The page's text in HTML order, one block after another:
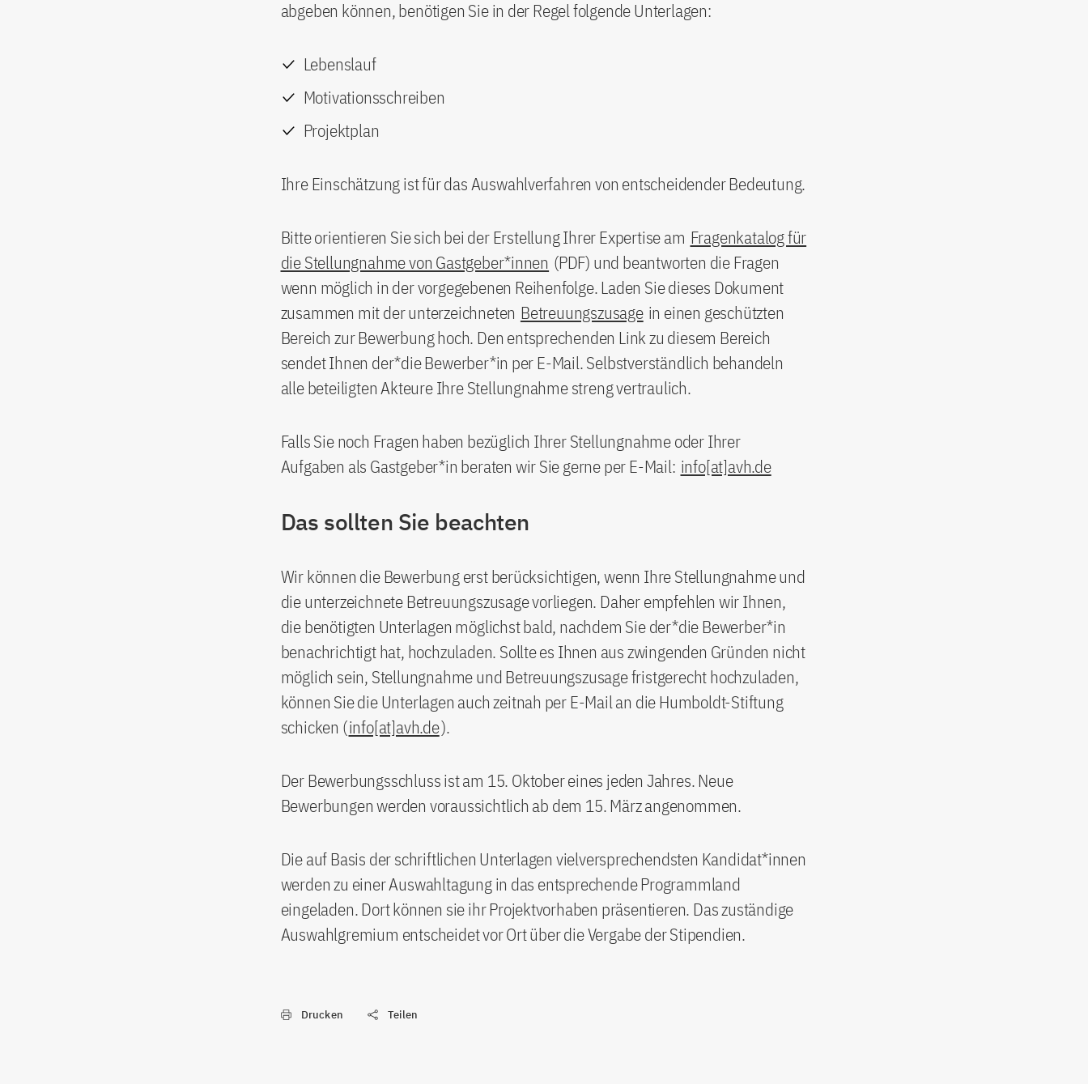
abgeben können, benötigen Sie in der Regel folgende Unterlagen:
Lebenslauf
Motivationsschreiben
Projektplan
Ihre Einschätzung ist für das Auswahlverfahren von entscheidender Bedeutung.
Bitte orientieren Sie sich bei der Erstellung Ihrer Expertise am Fragenkatalog für
die Stellungnahme von Gastgeber*innen (PDF) und beantworten die Fragen
wenn möglich in der vorgegebenen Reihenfolge. Laden Sie dieses Dokument
zusammen mit der unterzeichneten Betreuungszusage in einen geschützten
Bereich zur Bewerbung hoch. Den entsprechenden Link zu diesem Bereich
sendet Ihnen der*die Bewerber*in per E-Mail. Selbstverständlich behandeln
alle beteiligten Akteure Ihre Stellungnahme streng vertraulich.
Falls Sie noch Fragen haben bezüglich Ihrer Stellungnahme oder Ihrer
Aufgaben als Gastgeber*in beraten wir Sie gerne per E-Mail: info[at]avh.de
Das sollten Sie beachten
Wir können die Bewerbung erst berücksichtigen, wenn Ihre Stellungnahme und
die unterzeichnete Betreuungszusage vorliegen. Daher empfehlen wir Ihnen,
die benötigten Unterlagen möglichst bald, nachdem Sie der*die Bewerber*in
benachrichtigt hat, hochzuladen. Sollte es Ihnen aus zwingenden Gründen nicht
möglich sein, Stellungnahme und Betreuungszusage fristgerecht hochzuladen,
können Sie die Unterlagen auch zeitnah per E-Mail an die Humboldt-Stiftung
schicken (info[at]avh.de).
Der Bewerbungsschluss ist am 15. Oktober eines jeden Jahres. Neue
Bewerbungen werden voraussichtlich ab dem 15. März angenommen.
Die auf Basis der schriftlichen Unterlagen vielversprechendsten Kandidat*innen
werden zu einer Auswahltagung in das entsprechende Programmland
eingeladen. Dort können sie ihr Projektvorhaben präsentieren. Das zuständige
Auswahlgremium entscheidet vor Ort über die Vergabe der Stipendien.
Drucken Teilen